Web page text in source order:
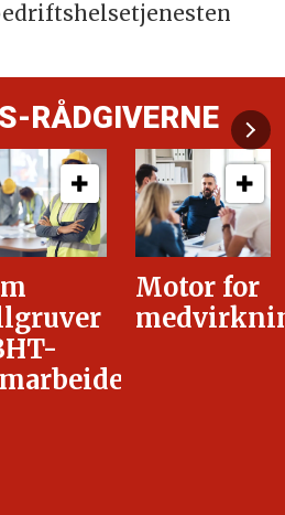
RÅDGIVERNE
for
i